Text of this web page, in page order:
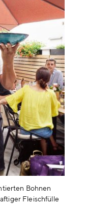
& SPEISEN
/ SOCIAL
Bohnen
Fleischfülle